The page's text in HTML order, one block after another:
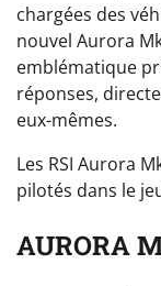
chargées des
nouvel Aurora
emblématique
réponses,
eux-mêmes.
Les RSI Aurora
pilotés dans le
AURORA